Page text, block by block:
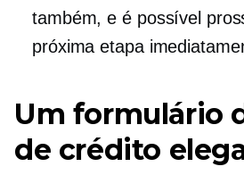
também, e é possível
próxima etapa
Um formulário
de crédito